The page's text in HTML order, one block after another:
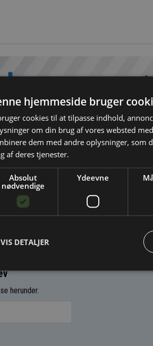
herunder.
hjemmeside bruger
cookies til at tilpasse indhold,
om din brug af vores websted
dem med andre oplysninger, som
af deres tjenester.
Absolut
nødvendige
Ydeevne
VIS DETALJER